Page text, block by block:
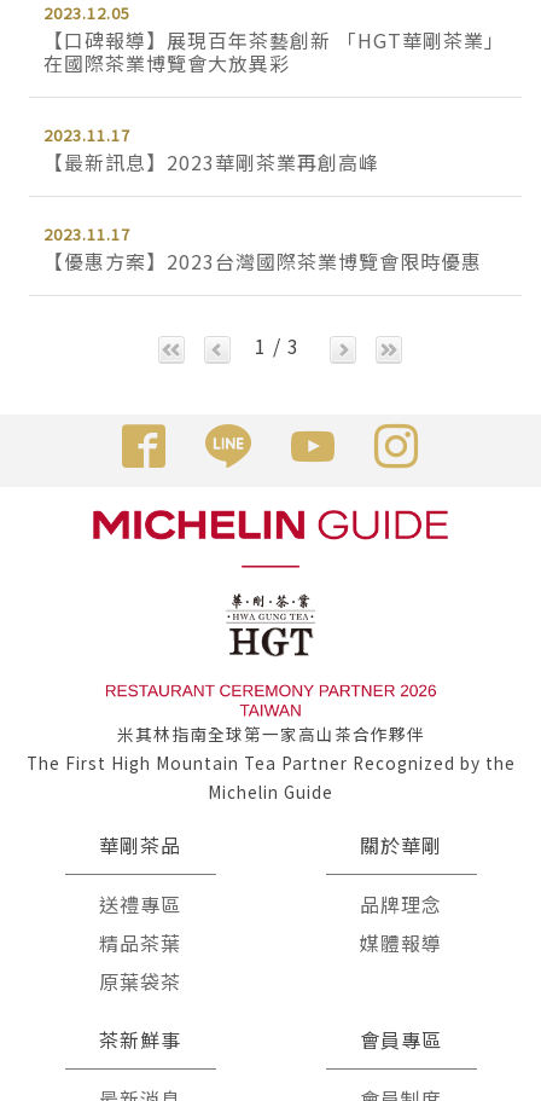
2023.12.05
【口碑報導】展現百年茶藝創新 「HGT華剛茶業」
在國際茶業博覽會大放異彩
2023.11.17
【最新訊息】2023華剛茶業再創高峰
2023.11.17
【優惠方案】2023台灣國際茶業博覽會限時優惠
1 / 3
米其林指南全球第一家高山茶合作夥伴
The First High Mountain Tea Partner Recognized by the
Michelin Guide
華剛茶品
送禮專區
精品茶葉
原葉袋茶
關於華剛
品牌理念
媒體報導
茶新鮮事 會員專區